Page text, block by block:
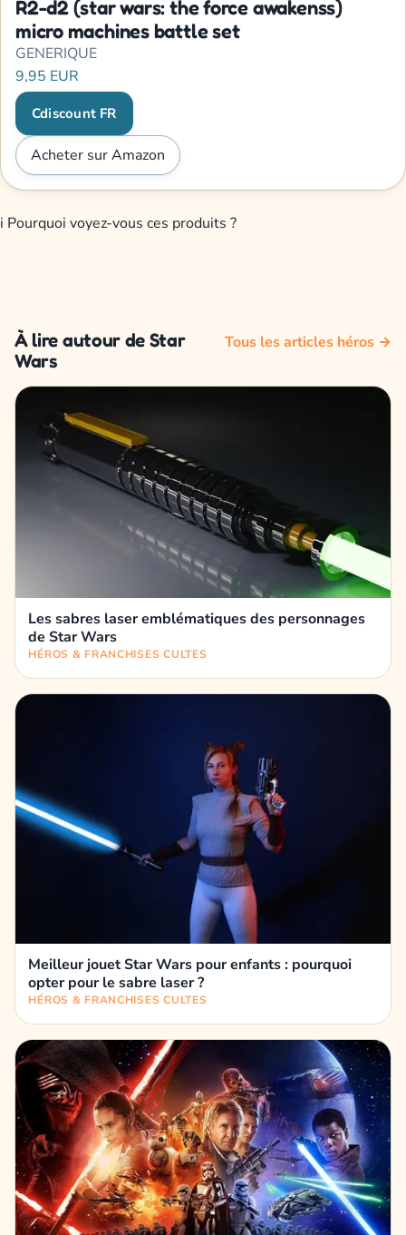
R2-d2 (star wars: the force awakenss)
micro machines battle set
GENERIQUE
9,95 EUR
Cdiscount FR
Acheter sur Amazon
i Pourquoi voyez-vous ces produits ?
À lire autour de Star
Wars
Tous les articles héros →
Les sabres laser emblématiques des personnages
de Star Wars
HÉROS & FRANCHISES CULTES
Meilleur jouet Star Wars pour enfants : pourquoi
opter pour le sabre laser ?
HÉROS & FRANCHISES CULTES